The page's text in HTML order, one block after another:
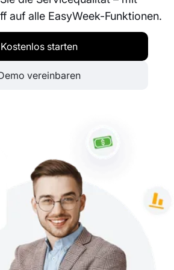
auf alle EasyWeek-Funktionen.
Kostenlos starten
vereinbaren